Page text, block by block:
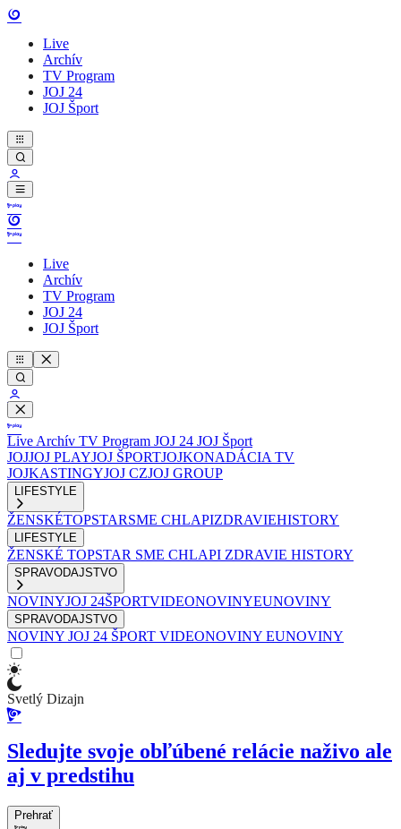
Live
Archív
TV Program
JOJ 24
JOJ Šport
Live
Archív
TV Program
JOJ 24
JOJ Šport
Live Archív TV Program JOJ 24 JOJ Šport
JOJJOJ PLAYJOJ ŠPORTJOJKONADÁCIA TV
JOJKASTINGYJOJ CZJOJ GROUP
LIFESTYLE
ŽENSKÉTOPSTARSME CHLAPIZDRAVIEHISTORY
LIFESTYLE
ŽENSKÉ TOPSTAR SME CHLAPI ZDRAVIE HISTORY
SPRAVODAJSTVO
NOVINYJOJ 24ŠPORTVIDEONOVINYEUNOVINY
SPRAVODAJSTVO
NOVINY JOJ 24 ŠPORT VIDEONOVINY EUNOVINY
Svetlý Dizajn
Sledujte svoje obľúbené relácie naživo ale
aj v predstihu
Prehrať